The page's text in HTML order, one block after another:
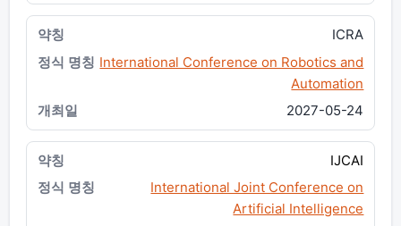
ICRA
International Conference on Robotics and
Automation
2027-05-24
IJCAI
International Joint Conference on
Artificial Intelligence